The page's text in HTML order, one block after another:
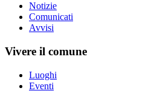
Notizie
Comunicati
Avvisi
Vivere il comune
Luoghi
Eventi